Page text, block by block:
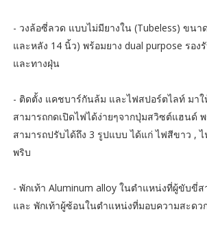
- วงล้อซี่ลวด แบบไม่มียางใน (Tubeless) ขน
และหลัง 14 นิ้ว) พร้อมยาง dual purpose รอง
และทางฝุ่น
- ติดตั้ง แคชบาร์กันล้ม และไฟสปอร์ตไลท์ มาใ
สามารถกดเปิดไฟได้ง่ายๆจากปุ่มสวิซต์แฮนด์
สามารถปรับได้ถึง 3 รูปแบบ ได้แก่ ไฟสีขาว ,
พริบ
- พักเท้า Aluminum alloy ในตำแหน่งที่ผู้ขับขี่
และ พักเท้าผู้ซ้อนในตำแหน่งที่มอบความสะดว